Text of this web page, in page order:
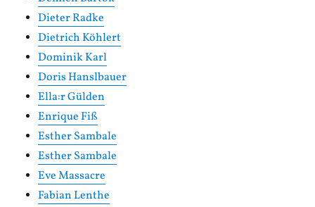
Dieter Radke
Dietrich Köhlert
Dominik Karl
Doris Hanslbauer
Ella:r Gülden
Enrique Fiß
Esther Sambale
Esther Sambale
Eve Massacre
Fabian Lenthe